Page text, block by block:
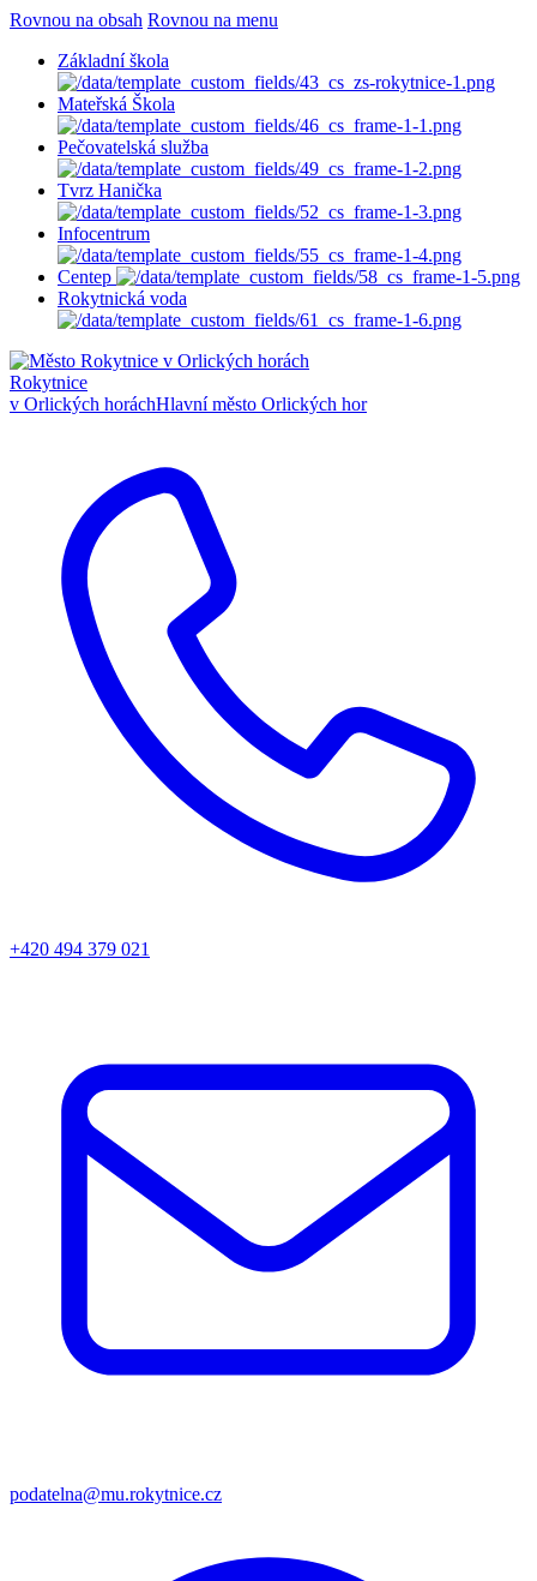
Rovnou na obsah Rovnou na menu
Základní škola
Mateřská Škola
Pečovatelská služba
Tvrz Hanička
Infocentrum
Centep
Rokytnická voda
Rokytnice
v Orlických horáchHlavní město Orlických hor
+420 494 379 021
podatelna@mu.rokytnice.cz